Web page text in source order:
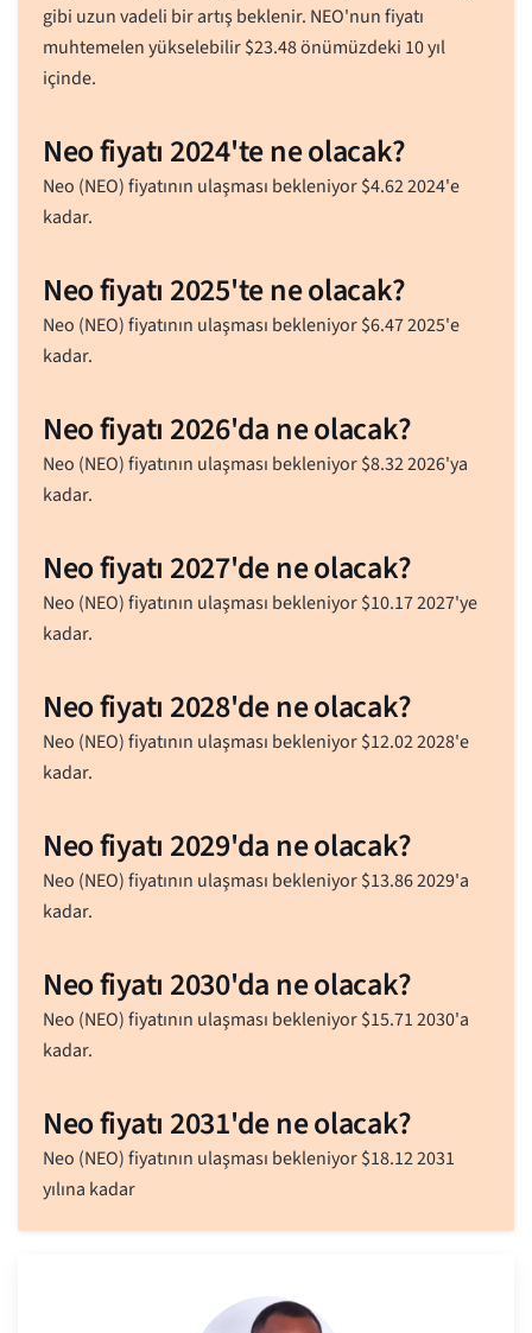
gibi uzun vadeli bir artış beklenir. NEO'nun fiyatı
muhtemelen yükselebilir$23.48önümüzdeki 10 yıl
içinde.
Neo fiyatı 2024'te ne olacak?
Neo (NEO) fiyatının ulaşması bekleniyor$4.622024'e
kadar.
Neo fiyatı 2025'te ne olacak?
Neo (NEO) fiyatının ulaşması bekleniyor$6.472025'e
kadar.
Neo fiyatı 2026'da ne olacak?
Neo (NEO) fiyatının ulaşması bekleniyor$8.322026'ya
kadar.
Neo fiyatı 2027'de ne olacak?
Neo (NEO) fiyatının ulaşması bekleniyor$10.172027'ye
kadar.
Neo fiyatı 2028'de ne olacak?
Neo (NEO) fiyatının ulaşması bekleniyor$12.022028'e
kadar.
Neo fiyatı 2029'da ne olacak?
Neo (NEO) fiyatının ulaşması bekleniyor$13.862029'a
kadar.
Neo fiyatı 2030'da ne olacak?
Neo (NEO) fiyatının ulaşması bekleniyor$15.712030'a
kadar.
Neo fiyatı 2031'de ne olacak?
Neo (NEO) fiyatının ulaşması bekleniyor$18.122031
yılına kadar